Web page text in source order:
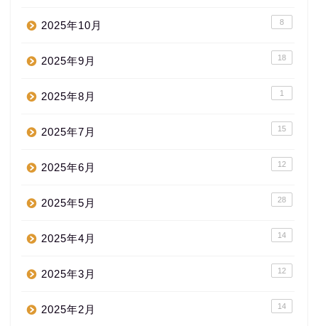
2025年10月 8
2025年9月 18
2025年8月 1
2025年7月 15
2025年6月 12
2025年5月 28
2025年4月 14
2025年3月 12
2025年2月 14